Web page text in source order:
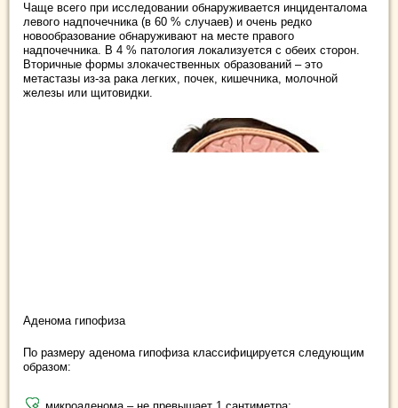
Чаще всего при исследовании обнаруживается инциденталома
левого надпочечника (в 60 % случаев) и очень редко
новообразование обнаруживают на месте правого
надпочечника. В 4 % патология локализуется с обеих сторон.
Вторичные формы злокачественных образований – это
метастазы из-за рака легких, почек, кишечника, молочной
железы или щитовидки.
Аденома гипофиза
По размеру аденома гипофиза классифицируется следующим
образом: